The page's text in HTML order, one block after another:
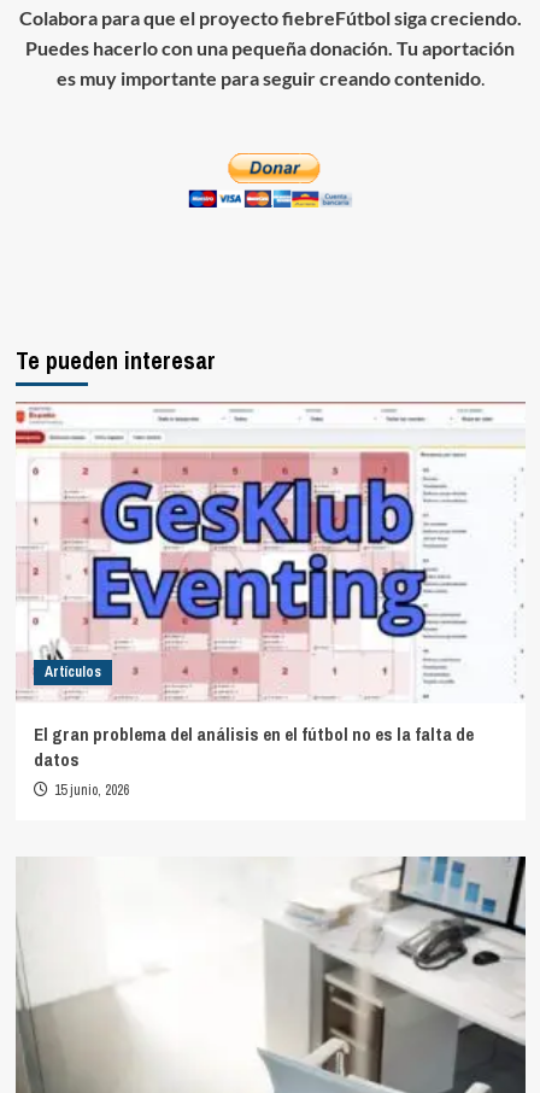
Colabora para que el proyecto fiebreFútbol siga creciendo.
Puedes hacerlo con una pequeña donación. Tu aportación
es muy importante para seguir creando contenido.
Te pueden interesar
Artículos
El gran problema del análisis en el fútbol no es la falta de
datos
15 junio, 2026